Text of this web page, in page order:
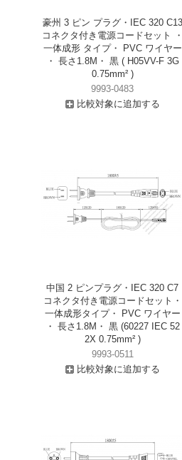
豪州 3 ピン プラグ・IEC 320 C13
コネクタ付き電源コードセット
一体成形 タイプ・ PVC ワイヤー
・ 長さ1.8M・ 黒 ( H05VV-F 3G
0.75mm² )
9993-0483
比較対象に追加する
中国 2 ピンプラグ・IEC 320 C7
コネクタ付き電源コードセット・
一体成形タイプ・ PVC ワイヤー
・ 長さ1.8M・ 黒 (60227 IEC 52
2X 0.75mm² )
9993-0511
比較対象に追加する